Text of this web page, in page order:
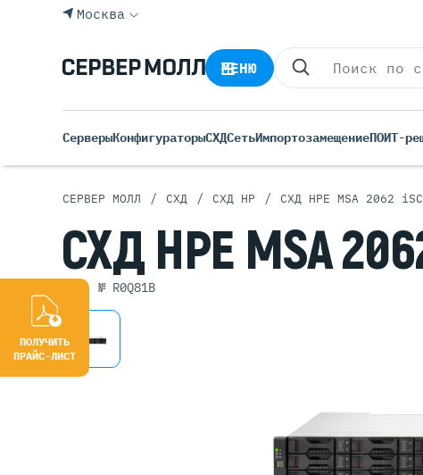
Rack
Tower
Серверы
Москва
МЕНЮ
СерверыКонфигураторыСХДСетьИмпортозамещениеПОИТ-
СЕРВЕР МОЛЛ / СХД / СХД HP / СХД HPE MSA 2062
СХД HPE MSA
арт. № R0Q81B
ПОЛУЧИТЬ
ПРАЙС-ЛИСТ